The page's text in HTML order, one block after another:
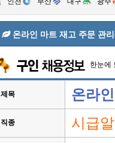
온라인 마트 재고 주문 관
한눈에
제목 온라
직종 시급